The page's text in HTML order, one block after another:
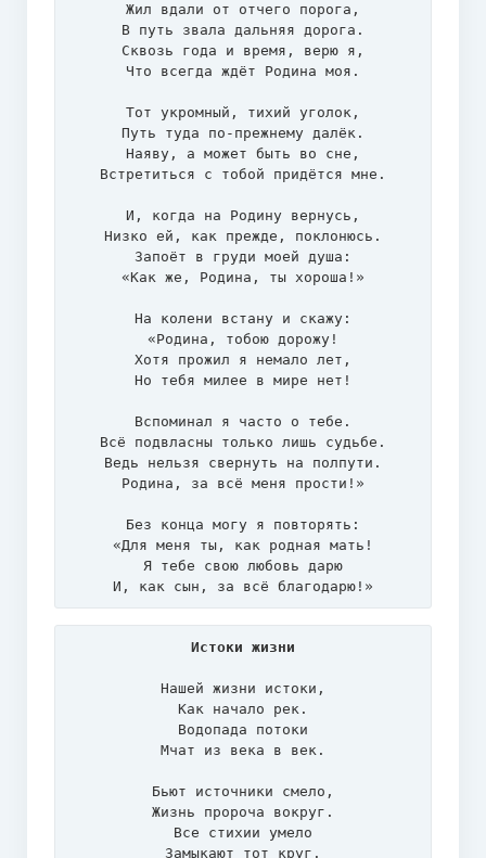
Жил вдали от отчего порога,
В путь звала дальняя дорога.
Сквозь года и время, верю я,
Что всегда ждёт Родина моя.
Тот укромный, тихий уголок,
Путь туда по-прежнему далёк.
Наяву, а может быть во сне,
Встретиться с тобой придётся мне.
И, когда на Родину вернусь,
Низко ей, как прежде, поклонюсь.
Запоёт в груди моей душа:
«Как же, Родина, ты хороша!»
На колени встану и скажу:
«Родина, тобою дорожу!
Хотя прожил я немало лет,
Но тебя милее в мире нет!
Вспоминал я часто о тебе.
Всё подвласны только лишь судьбе.
Ведь нельзя свернуть на полпути.
Родина, за всё меня прости!»
Без конца могу я повторять:
«Для меня ты, как родная мать!
Я тебе свою любовь дарю
И, как сын, за всё благодарю!»
Истоки жизни
Нашей жизни истоки,
Как начало рек.
Водопада потоки
Мчат из века в век.
Бьют источники смело,
Жизнь пророча вокруг.
Все стихии умело
Замыкают тот круг.